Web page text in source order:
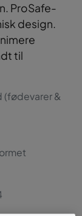
ProSafe-
design.
til
&